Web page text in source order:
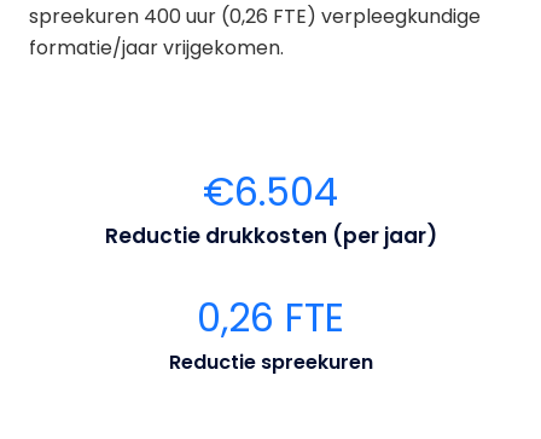
spreekuren 400 uur (0,26 FTE) verpleegkundige
formatie/jaar vrijgekomen.
€6.504
Reductie drukkosten (per jaar)
0,26 FTE
Reductie spreekuren